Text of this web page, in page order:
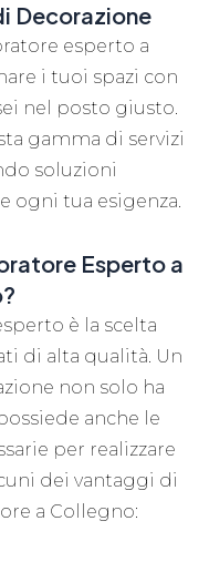
Decorazione
esperto a
i tuoi spazi con
nel posto giusto.
gamma di servizi
soluzioni
ogni tua esigenza.
Esperto a
è la scelta
di alta qualità. Un
non solo ha
anche le
per realizzare
dei vantaggi di
a Collegno: